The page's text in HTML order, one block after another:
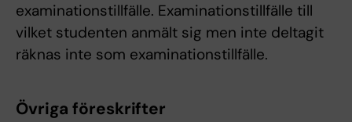
examinationstillfälle. Examinationstillfälle till
vilket studenten anmält sig men inte deltagit
räknas inte som examinationstillfälle.
Övriga föreskrifter